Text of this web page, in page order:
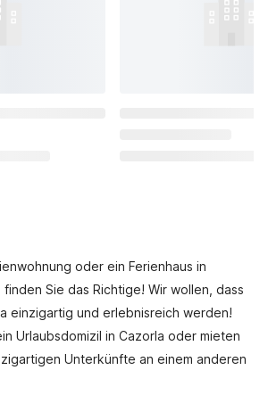
oder ein Ferienhaus in
Sie das Richtige! Wir wollen, dass
einzigartig und erlebnisreich werden!
Urlaubsdomizil in Cazorla oder mieten
Unterkünfte an einem anderen